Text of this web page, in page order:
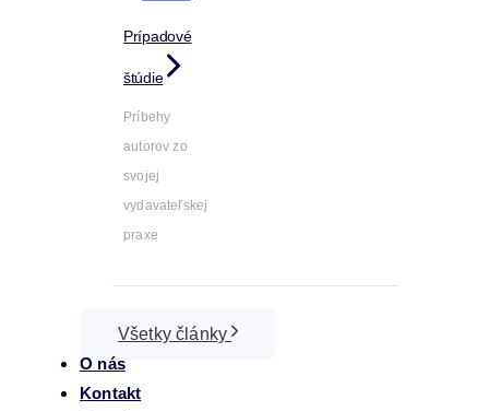
Prípadové
štúdie
Príbehy
autorov zo
svojej
vydavateľskej
praxe
Všetky články
O nás
Kontakt